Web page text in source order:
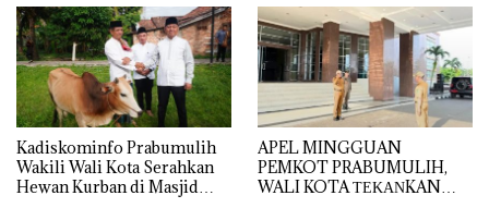
RAMBANG
Kadiskominfo Prabumulih
Wakili Wali Kota Serahkan
Hewan Kurban di Masjid
APEL MINGGUAN
PEMKOT PRABUMULIH,
WALI KOTA ΤΕΚΑΝKAN